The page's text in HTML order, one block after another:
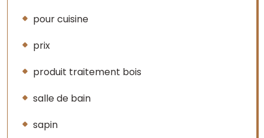
pour cuisine
prix
produit traitement bois
salle de bain
sapin